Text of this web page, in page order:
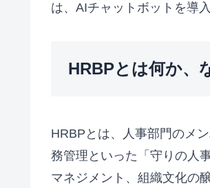
は、AIチャットボットを導
HRBPとは何か、
HRBPとは、人事部門のメ
務管理といった「守りの人
マネジメント、組織文化の